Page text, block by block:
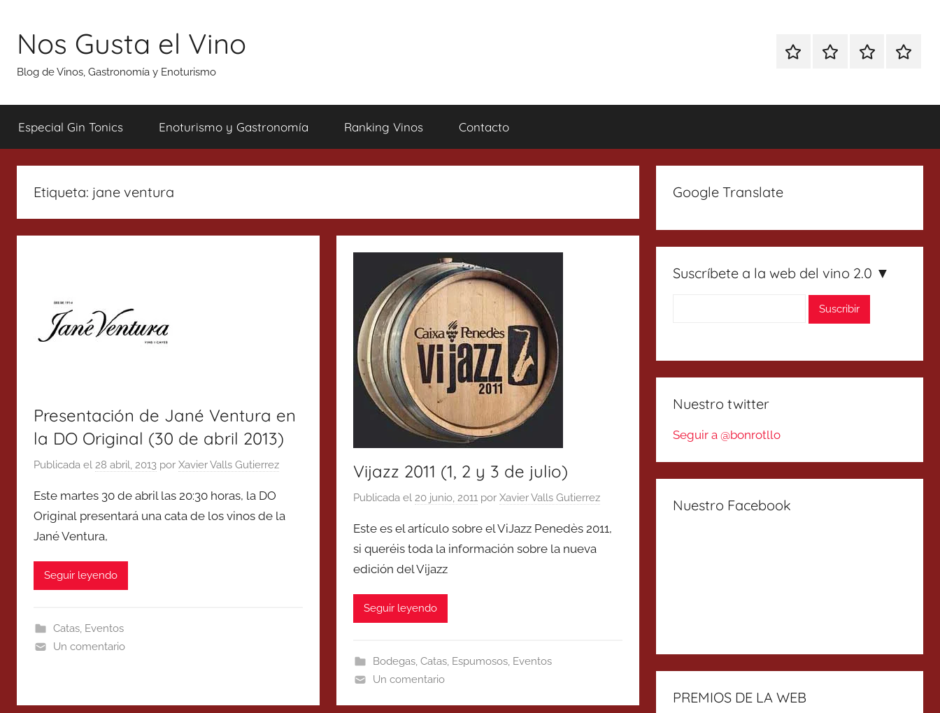
contenido
Nos Gusta el Vino
Blog de Vinos, Gastronomía y Enoturismo
EspecialEnoturismoRanking
Especial Gin Tonics Enoturismo y Gastronomía Ranking Vinos Contacto
Etiqueta: jane ventura
Presentación de Jané Ventura en
la DO Original (30 de abril 2013)
Publicada el 28 abril, 2013 por Xavier Valls Gutierrez
Este martes 30 de abril las 20:30 horas, la DO
Original presentará una cata de los vinos de la
Jané Ventura,
Seguir leyendo
Catas, Eventos
Un comentario
Vijazz 2011 (1, 2 y 3 de julio)
Publicada el 20 junio, 2011 porXavier Valls Gutierrez
Este es el artículo sobre el ViJazz Penedès 2011,
si queréis toda la información sobre la nueva
edición del Vijazz
Seguir leyendo
Bodegas, Catas, Espumosos, Eventos
Un comentario
Google Translate
Suscríbete a la web del vino 2.0 ▼
Nuestro twitter
Seguir a @bonrotllo
Nuestro Facebook
PREMIOS DE LA WEB